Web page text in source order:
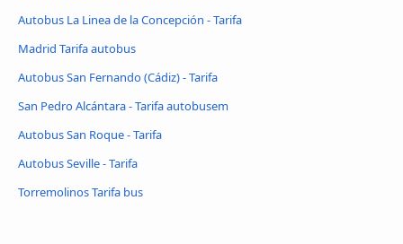
Autobus La Linea de la Concepción - Tarifa
Madrid Tarifa autobus
Autobus San Fernando (Cádiz) - Tarifa
San Pedro Alcántara - Tarifa autobusem
Autobus San Roque - Tarifa
Autobus Seville - Tarifa
Torremolinos Tarifa bus